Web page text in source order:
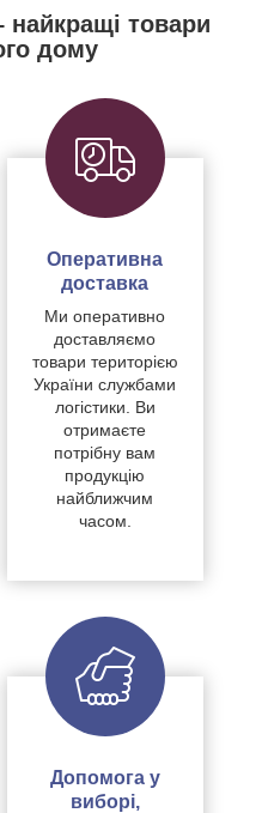
найкращі товари
дому
Оперативна
доставка
Ми оперативно
доставляємо
товари територією
України службами
логістики. Ви
отримаєте
потрібну вам
продукцію
найближчим
часом.
Допомога у
виборі,